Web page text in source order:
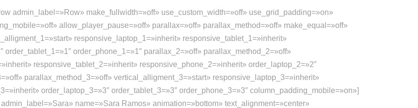
admin_label=»Row» make_fullwidth=»off» use_custom_width=»off» use_grid_padding=»on»
allow_player_pause=»off» parallax=»off» parallax_method=»off» make_equal=»off»
responsive_laptop_1=»inherit» responsive_tablet_1=»inherit»
order_phone_1=»1″ parallax_2=»off» parallax_method_2=»off»
responsive_tablet_2=»inherit» responsive_phone_2=»inherit» order_laptop_2=»2″
parallax_method_3=»off» vertical_alligment_3=»start» responsive_laptop_3=»inherit»
order_laptop_3=»3″ order_tablet_3=»3″ order_phone_3=»3″ column_padding_mobile=»on»]
name=»Sara Ramos» animation=»bottom» text_alignment=»center»